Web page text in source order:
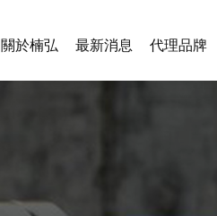
關於楠弘 最新消息 代理品牌